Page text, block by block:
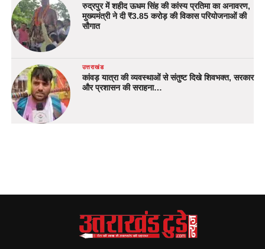
रुद्रपुर में शहीद ऊधम सिंह की कांस्य प्रतिमा का अनावरण,
मुख्यमंत्री ने दी ₹3.85 करोड़ की विकास परियोजनाओं की
सौगात
उत्तराखंड
कांवड़ यात्रा की व्यवस्थाओं से संतुष्ट दिखे शिवभक्त, सरकार
और प्रशासन की सराहना…